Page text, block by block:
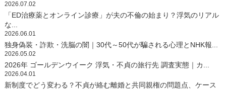
2026.07.02
「ED治療薬とオンライン診療」が夫の不倫の始まり？浮気のリアル
な...
2026.06.01
独身偽装・詐欺・洗脳の闇｜30代～50代が騙される心理とNHK報...
2026.05.02
2026年 ゴールデンウイーク 浮気・不貞の旅行先 調査実態｜カ...
2026.04.01
新制度でどう変わる？不貞が絡む離婚と共同親権の問題点、ケース